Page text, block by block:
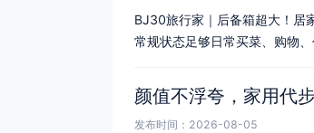
BJ30旅行家｜后备箱超大！居
常规状态足够日常买菜、购物
颜值不浮夸，家用代
发布时间：2026-08-05